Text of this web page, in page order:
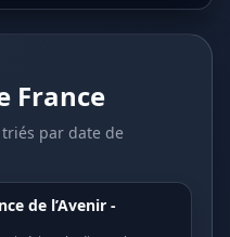
France
par date de
de l’Avenir -